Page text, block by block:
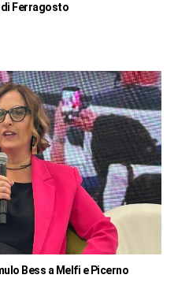
Ferragosto
Bess a Melfi e Picerno